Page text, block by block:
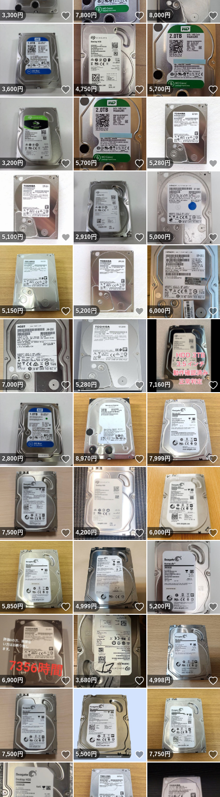
3,300円 いいね！
7,800円 いいね！
8,000円
3,600円 いいね！
4,750円 いいね！
5,700円
3,200円 いいね！
5,700円 いいね！
5,280円
5,100円 いいね！
2,910円 いいね！
5,000円
5,150円 いいね！
5,200円 いいね！
6,000円
7,000円 いいね！
5,280円 いいね！
7,160円
2,800円 いいね！
8,970円 いいね！
7,999円
7,500円 いいね！
4,200円 いいね！
6,000円
5,850円 いいね！
4,999円 いいね！
5,200円
6,900円 いいね！
3,680円 いいね！
4,998円
7,500円 いいね！
5,500円 いいね！
7,750円